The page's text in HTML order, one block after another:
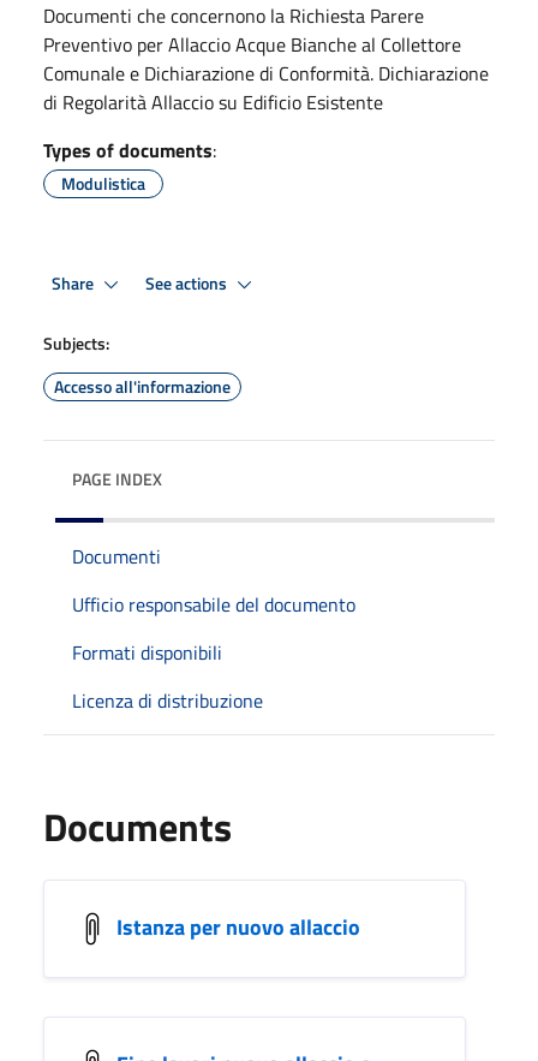
Documenti che concernono la Richiesta Parere
Preventivo per Allaccio Acque Bianche al Collettore
Comunale e Dichiarazione di Conformità. Dichiarazione
di Regolarità Allaccio su Edificio Esistente
Types of documents:
Modulistica
Share See actions
Subjects:
Accesso all'informazione
PAGE INDEX
Documenti
Ufficio responsabile del documento
Formati disponibili
Licenza di distribuzione
Documents
Istanza per nuovo allaccio